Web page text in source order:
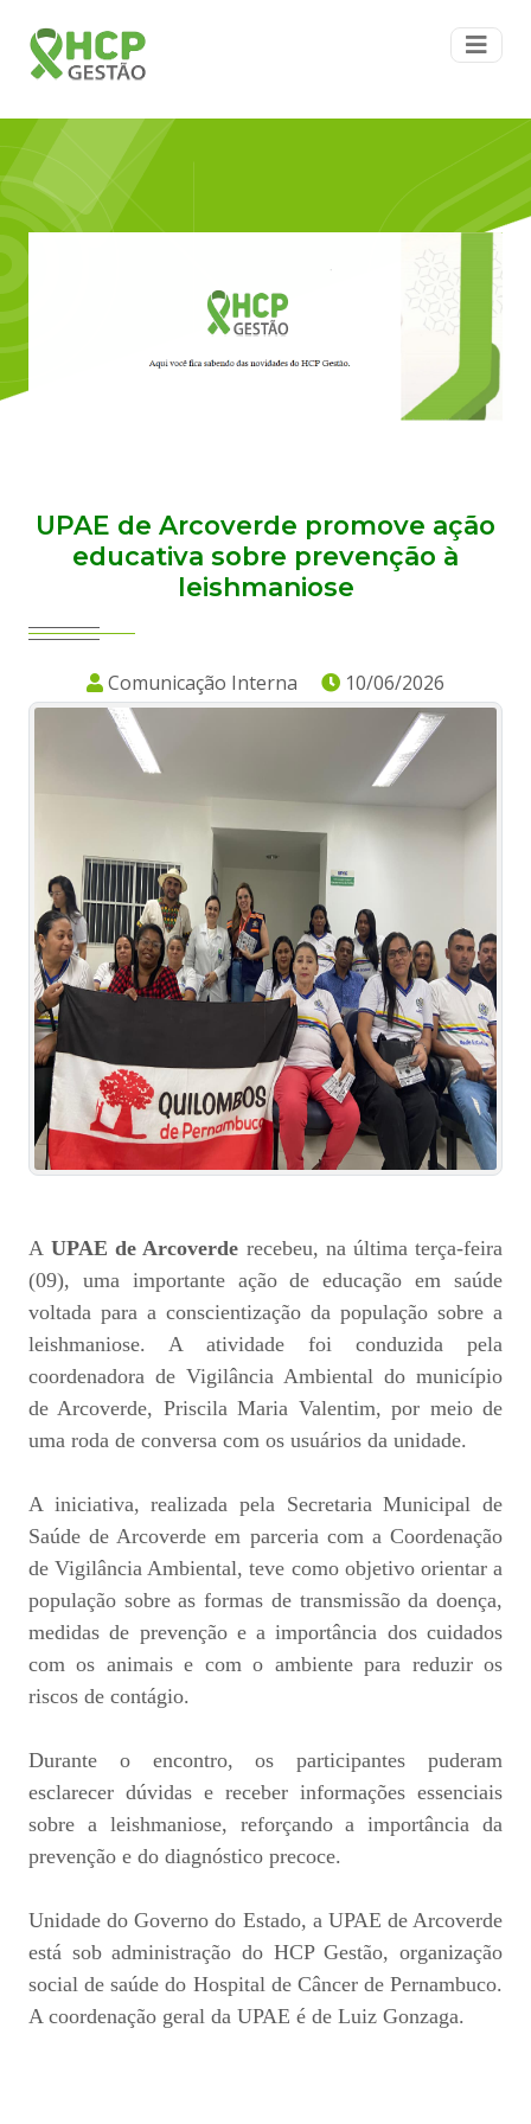
UPAE de Arcoverde promove ação
educativa sobre prevenção à
leishmaniose
Comunicação Interna 10/06/2026
A UPAE de Arcoverde recebeu, na última terça-feira
(09), uma importante ação de educação em saúde
voltada para a conscientização da população sobre a
leishmaniose. A atividade foi conduzida pela
coordenadora de Vigilância Ambiental do município
de Arcoverde, Priscila Maria Valentim, por meio de
uma roda de conversa com os usuários da unidade.
A iniciativa, realizada pela Secretaria Municipal de
Saúde de Arcoverde em parceria com a Coordenação
de Vigilância Ambiental, teve como objetivo orientar a
população sobre as formas de transmissão da doença,
medidas de prevenção e a importância dos cuidados
com os animais e com o ambiente para reduzir os
riscos de contágio.
Durante o encontro, os participantes puderam
esclarecer dúvidas e receber informações essenciais
sobre a leishmaniose, reforçando a importância da
prevenção e do diagnóstico precoce.
Unidade do Governo do Estado, a UPAE de Arcoverde
está sob administração do HCP Gestão, organização
social de saúde do Hospital de Câncer de Pernambuco.
A coordenação geral da UPAE é de Luiz Gonzaga.